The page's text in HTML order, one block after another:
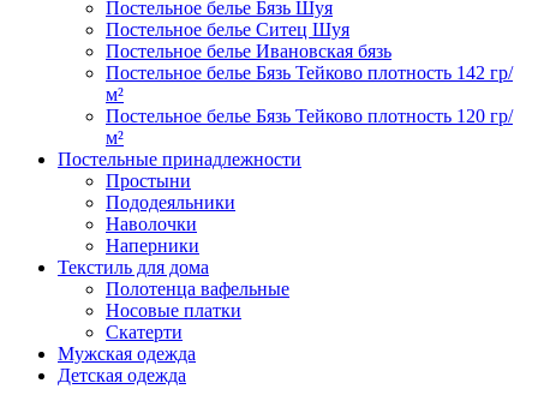
Постельное белье Бязь Шуя
Постельное белье Ситец Шуя
Постельное белье Ивановская бязь
Постельное белье Бязь Тейково плотность 142 гр/
м²
Постельное белье Бязь Тейково плотность 120 гр/
м²
Постельные принадлежности
Простыни
Пододеяльники
Наволочки
Наперники
Текстиль для дома
Полотенца вафельные
Носовые платки
Скатерти
Мужская одежда
Детская одежда